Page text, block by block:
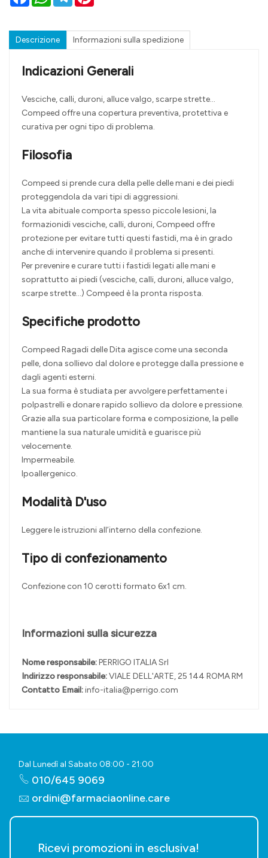
Descrizione Informazioni sulla spedizione
Indicazioni Generali
Vesciche, calli, duroni, alluce valgo, scarpe strette…
Compeed offre una copertura preventiva, protettiva e
curativa per ogni tipo di problema.
Filosofia
Compeed si prende cura della pelle delle mani e dei piedi
proteggendola da vari tipi di aggressioni.
La vita abituale comporta spesso piccole lesioni, la
formazionidi vesciche, calli, duroni, Compeed offre
protezione per evitare tutti questi fastidi, ma è in grado
anche di intervenire quando il problema si presenti.
Per prevenire e curare tutti i fastidi legati alle mani e
soprattutto ai piedi (vesciche, calli, duroni, alluce valgo,
scarpe strette…) Compeed è la pronta risposta.
Specifiche prodotto
Compeed Ragadi delle Dita agisce come una seconda
pelle, dona sollievo dal dolore e protegge dalla pressione e
dagli agenti esterni.
La sua forma è studiata per avvolgere perfettamente i
polpastrelli e donare rapido sollievo da dolore e pressione.
Grazie alla sua particolare forma e composizione, la pelle
mantiene la sua naturale umidità e guarisce più
velocemente.
Impermeabile.
Ipoallergenico.
Modalità D'uso
Leggere le istruzioni all’interno della confezione.
Tipo di confezionamento
Confezione con 10 cerotti formato 6x1 cm.
Informazioni sulla sicurezza
Nome responsabile:PERRIGO ITALIA Srl
Indirizzo responsabile:VIALE DELL'ARTE, 25 144 ROMA RM
Contatto Email:info-italia@perrigo.com
Dal Lunedì al Sabato 08:00 - 21:00
010/645 9069
ordini@farmaciaonline.care
Ricevi promozioni in esclusiva!